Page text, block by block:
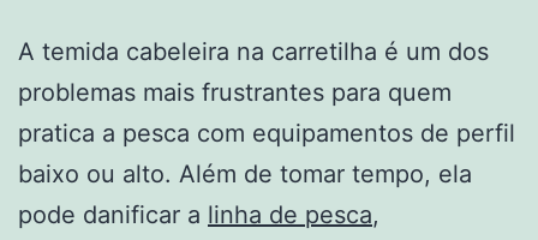
A temida cabeleira na carretilha é um dos
problemas mais frustrantes para quem
pratica a pesca com equipamentos de perfil
baixo ou alto. Além de tomar tempo, ela
pode danificar a linha de pesca,